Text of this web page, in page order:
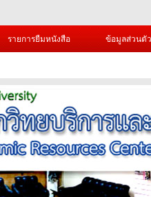
รายการยืมหนังสือ ข้อมูลส่วนตัว